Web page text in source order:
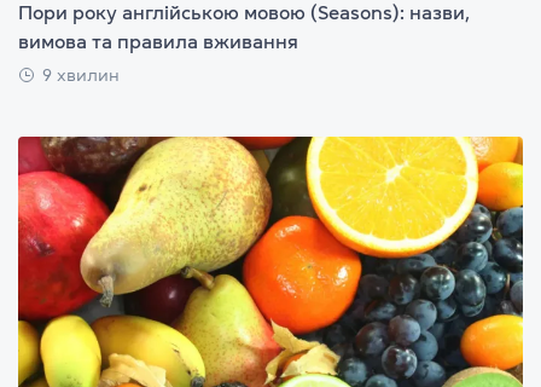
Пори року англійською мовою (Seasons): назви,
вимова та правила вживання
9 хвилин